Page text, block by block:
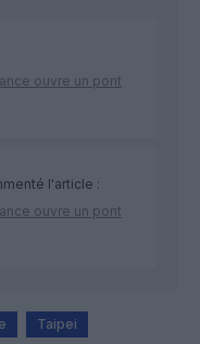
ouvre un pont
l'article :
ouvre un pont
Taipei